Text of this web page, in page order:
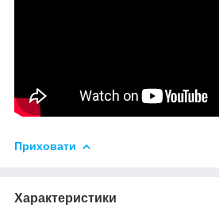
Приховати
Характеристики